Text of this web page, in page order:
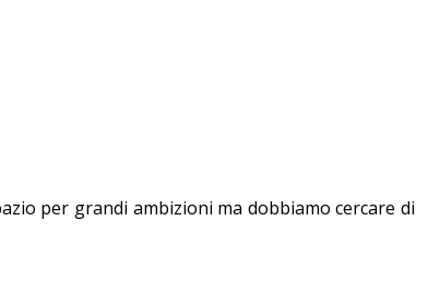
per grandi ambizioni ma dobbiamo cercare di